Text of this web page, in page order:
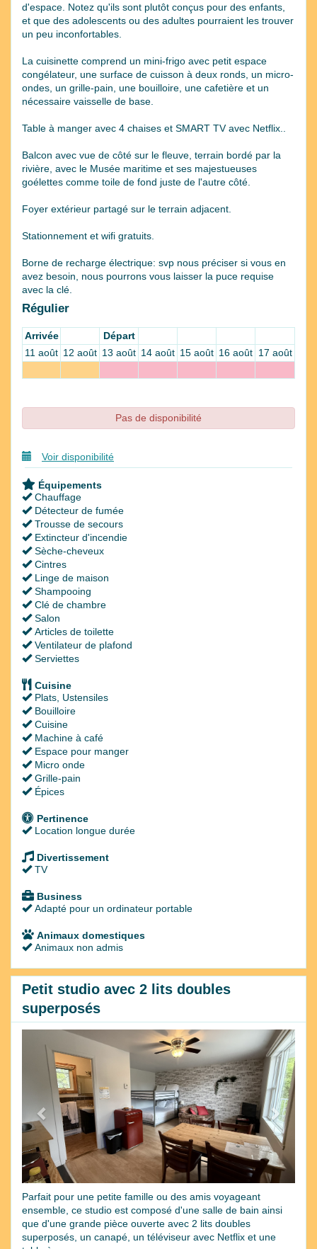
d'espace. Notez qu'ils sont plutôt conçus pour des enfants,
et que des adolescents ou des adultes pourraient les trouver
un peu inconfortables.
La cuisinette comprend un mini-frigo avec petit espace
congélateur, une surface de cuisson à deux ronds, un micro-
ondes, un grille-pain, une bouilloire, une cafetière et un
nécessaire vaisselle de base.
Table à manger avec 4 chaises et SMART TV avec Netflix..
Balcon avec vue de côté sur le fleuve, terrain bordé par la
rivière, avec le Musée maritime et ses majestueuses
goélettes comme toile de fond juste de l'autre côté.
Foyer extérieur partagé sur le terrain adjacent.
Stationnement et wifi gratuits.
Borne de recharge électrique: svp nous préciser si vous en
avez besoin, nous pourrons vous laisser la puce requise
avec la clé.
Régulier
Arrivée
Départ
11 août 12 août 13 août 14 août 15 août 16 août 17 août
Pas de disponibilité
Voir disponibilité
Équipements
Chauffage
Détecteur de fumée
Trousse de secours
Extincteur d'incendie
Sèche-cheveux
Cintres
Linge de maison
Shampooing
Clé de chambre
Salon
Articles de toilette
Ventilateur de plafond
Serviettes
Cuisine
Plats, Ustensiles
Bouilloire
Cuisine
Machine à café
Espace pour manger
Micro onde
Grille-pain
Épices
Pertinence
Location longue durée
Divertissement
TV
Business
Adapté pour un ordinateur portable
Animaux domestiques
Animaux non admis
Petit studio avec 2 lits doubles
superposés
Previous
Next
Parfait pour une petite famille ou des amis voyageant
ensemble, ce studio est composé d'une salle de bain ainsi
que d'une grande pièce ouverte avec 2 lits doubles
superposés, un canapé, un téléviseur avec Netflix et une